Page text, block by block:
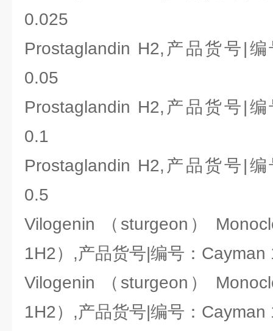
0.025
Prostaglandin H2,产品货号|
0.05
Prostaglandin H2,产品货号|
0.1
Prostaglandin H2,产品货号|
0.5
Vilogenin （sturgeon）
1H2）,产品货号|编号：
Vilogenin （sturgeon）
1H2）,产品货号|编号：